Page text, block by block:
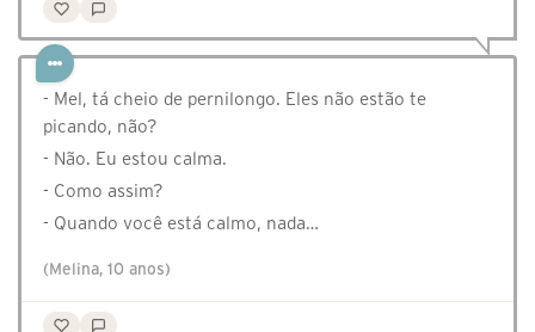
- Mel, tá cheio de pernilongo. Eles não estão te
picando, não?
- Não. Eu estou calma.
- Como assim?
- Quando você está calmo, nada…
(Melina, 10 anos)